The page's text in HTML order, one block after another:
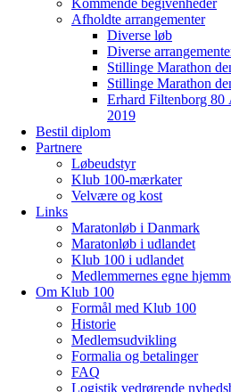
Kommende begivenheder
Afholdte arrangementer
Diverse løb
Diverse
Stillinge Marathon
Stillinge Marathon
Erhard Filtenborg 80
2019
Bestil diplom
Partnere
Løbeudstyr
Klub 100-mærkater
Velvære og kost
Links
Maratonløb i Danmark
Maratonløb i udlandet
Klub 100 i udlandet
Medlemmernes egne
Om Klub 100
Formål med Klub 100
Historie
Medlemsudvikling
Formalia og betalinger
FAQ
Logistik vedrørende